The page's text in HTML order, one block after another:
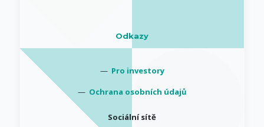
Odkazy
— Pro investory
— Ochrana osobních údajů
Sociální sítě